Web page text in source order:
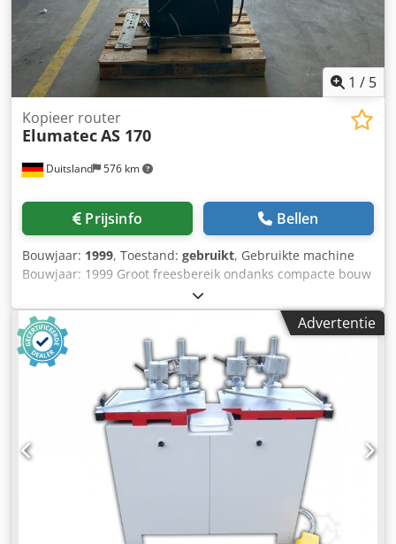
Afmetingen en gewichten ----- Jumbo Automatic E.C. 470 x
370 x 300 mm, 35 kg Werktafel 32 kg Alle prijzen netto.
Exclusief wettelijke btw. Af fabriek, exclusief verpakking en
verzendkosten. (Technische gegevens volgens fabrikant -
zonder garantie!)
1 / 5
Duitsland 576 km
Kopieer router
ElumatecAS 170
Prijsinfo Bellen
Bouwjaar: 1999, Toestand: gebruikt, Gebruikte machine
Bouwjaar: 1999 Groot freesbereik ondanks compacte bouw
Kopieerfrezen via zij aanslagen of mal in verhouding 1:1
Pneumatische kopieerpen, twee-traps voor twee
verschillende freesdiameters Het gepatenteerde
ophangsysteem van de kopieerhefboom garandeert
nauwkeurig frezen met geringe krachtinspanning
Tafelhoogteverstelling voor extreem hoge profielen tot 400
mm Eenvoudige gereedschapswissel door "spindle lock"
Pneumatische materiaalkleminrichting Doseersproei-
inrichting Opties: Ingefrezen kopieermal voor standaard
krukgat en PZ-frezen Kopieerpen Spantang
Aanslagsysteem Materiaalspaninrichting met 2 span
cilinders Chedpfx Ajxqihisfisa Freesgereedschap 8 mm
Beschikbaarheid: per direct Locatie opslag: Röllbach
Advertentie